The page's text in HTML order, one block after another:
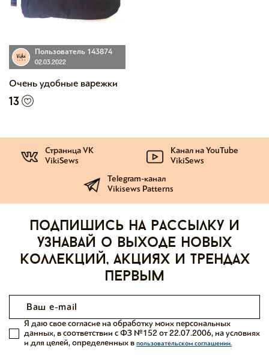
Пользователь 143874
02.03.2022
Очень удобные варежки
13
Страница VK
VikiSews
Канал на YouTube
VikiSews
Telegram-канал
Vikisews Patterns
Подпишись на рассылку и
узнавай о выходе новых
коллекций, акциях и трендах
первым
Я даю свое согласие на обработку моих персональных
данных, в соответствии с ФЗ №152 от 22.07.2006, на условиях
и для целей, определенных в пользовательском соглашении.